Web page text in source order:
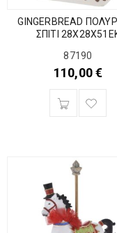
GINGERBREAD
ΣΠΙΤΙ
87190
110,00€